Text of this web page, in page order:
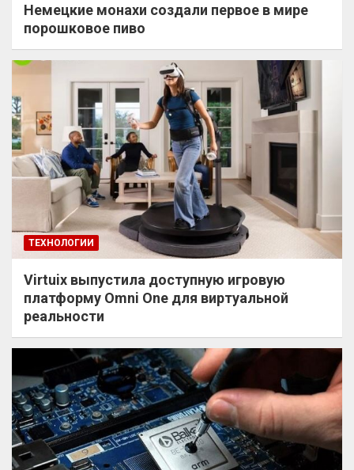
Немецкие монахи создали первое в мире
порошковое пиво
ТЕХНОЛОГИИ
Virtuix выпустила доступную игровую
платформу Omni One для виртуальной
реальности